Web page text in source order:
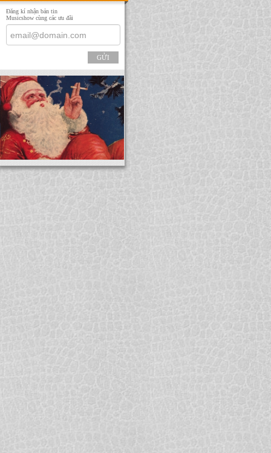
Đăng kí nhận bản tin
Musicshow cùng các ưu đãi
GỬI